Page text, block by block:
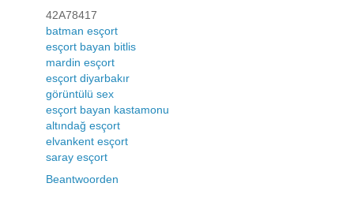
42A78417
batman esçort
esçort bayan bitlis
mardin esçort
esçort diyarbakır
görüntülü sex
esçort bayan kastamonu
altındağ esçort
elvankent esçort
saray esçort
Beantwoorden